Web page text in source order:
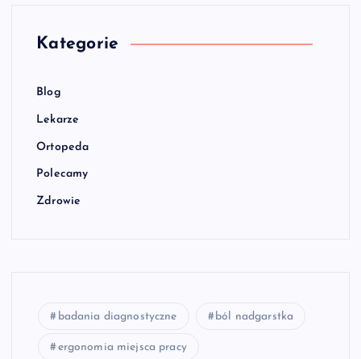
Kategorie
Blog
Lekarze
Ortopeda
Polecamy
Zdrowie
badania diagnostyczne ból nadgarstka
ergonomia miejsca pracy